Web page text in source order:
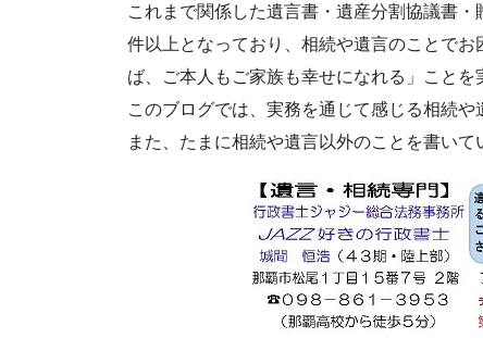
これまで関係した遺言書・遺産分割協議書
件以上となっており、相続や遺言のことで
ば、ご本人もご家族も幸せになれる」ことを
このブログでは、実務を通じて感じる相続や
また、たまに相続や遺言以外のことを書いて